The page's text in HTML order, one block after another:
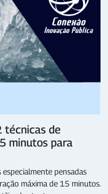
técnicas de
minutos para
pensadas
máxima de 15 minutos.